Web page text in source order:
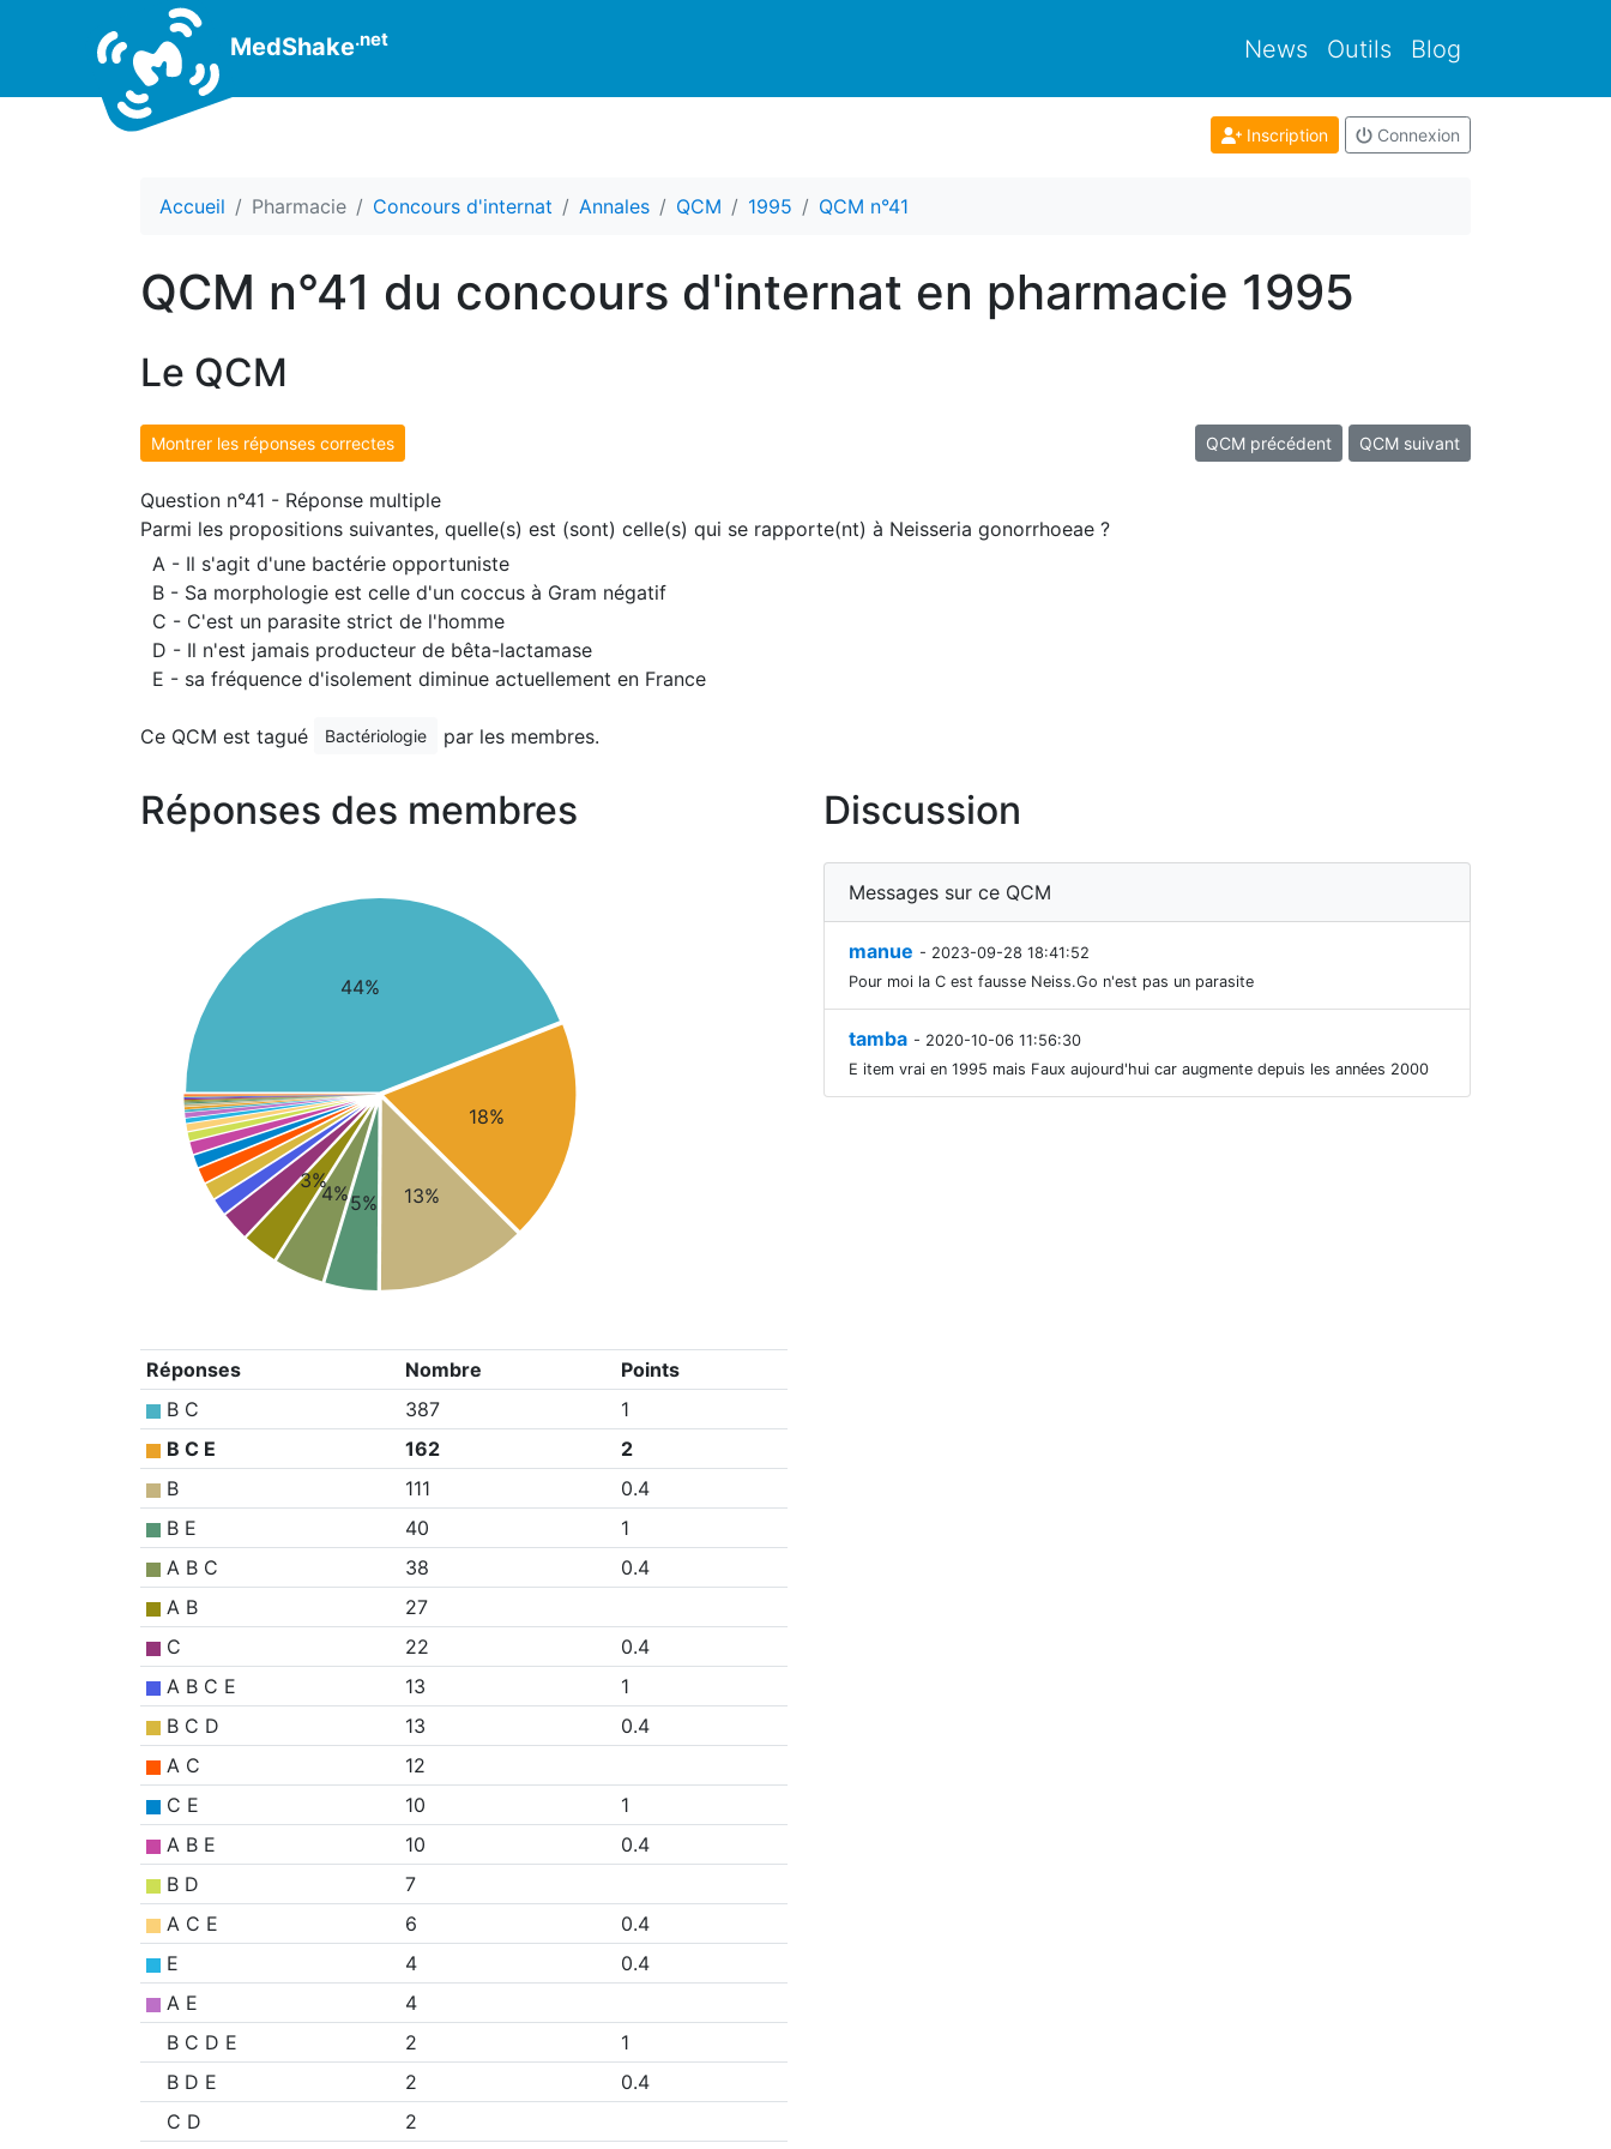
MedShake.net News Outils Blog
Inscription Connexion
Accueil Pharmacie Concours d'internat Annales QCM 1995 QCM n°41
QCM n°41 du concours d'internat en pharmacie 1995
Le QCM
Montrer les réponses correctes QCM précédent QCM suivant
Question n°41 - Réponse multiple
Parmi les propositions suivantes, quelle(s) est (sont) celle(s) qui se rapporte(nt) à Neisseria gonorrhoeae ?
A - Il s'agit d'une bactérie opportuniste
B - Sa morphologie est celle d'un coccus à Gram négatif
C - C'est un parasite strict de l'homme
D - Il n'est jamais producteur de bêta-lactamase
E - sa fréquence d'isolement diminue actuellement en France
Ce QCM est tagué Bactériologie par les membres.
Réponses des membres
44%
18%
13%
5%
4%
3%
Réponses Nombre
Points
B C
387
1
B C E
162
2
B
111
0.4
B E
40
1
A B C
38
0.4
A B
27
C
22
0.4
A B C E
13
1
B C D
13
0.4
A C
12
C E
10
1
A B E
10
0.4
B D
7
A C E
6
0.4
E
4
0.4
A E
4
B C D E
2
1
B D E
2
0.4
C D
2
Discussion
Messages sur ce QCM
manue - 2023-09-28 18:41:52
Pour moi la C est fausse Neiss.Go n'est pas un parasite
tamba - 2020-10-06 11:56:30
E item vrai en 1995 mais Faux aujourd'hui car augmente depuis les années 2000